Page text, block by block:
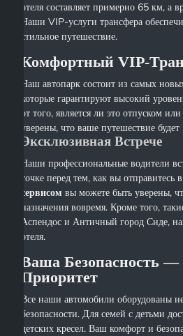
отеля составляет примерно 65 км, а
Наши VIP-услуги трансфера
стильное путешествие.
Комфортный VIP-
Наш автопарк состоит из самых
которые гарантируют высокий
от того, является ли это отпуском
уверены, что ваше путешествие
Эксклюзивная Встрече
Наши профессиональные водители
точке перед тем, как вы
сервисом вы можете быть уверены,
назначения вовремя. Кроме того,
Аспендос и Античный город Сиде,
отеля.
Ваша Безопасность
Приоритет
Все наши автомобили оборудованы
безопасности. Для семей с детьми
детских кресел. Ваш комфорт и